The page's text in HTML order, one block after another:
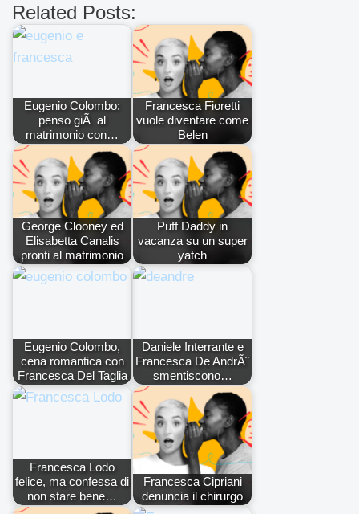
Related Posts:
Eugenio Colombo:
penso giÃ al
matrimonio con…
Francesca Fioretti
vuole diventare come
Belen
George Clooney ed
Elisabetta Canalis
pronti al matrimonio
Puff Daddy in
vacanza su un super
yatch
Eugenio Colombo,
cena romantica con
Francesca Del Taglia
Daniele Interrante e
Francesca De AndrÃ¨
smentiscono…
Francesca Lodo
felice, ma confessa di
non stare bene…
Francesca Cipriani
denuncia il chirurgo